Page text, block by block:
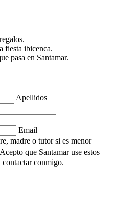
fiesta ibicenca.
pasa en Santamar.
Apellidos
Email
madre o tutor si es menor
Acepto que Santamar use estos
conmigo.